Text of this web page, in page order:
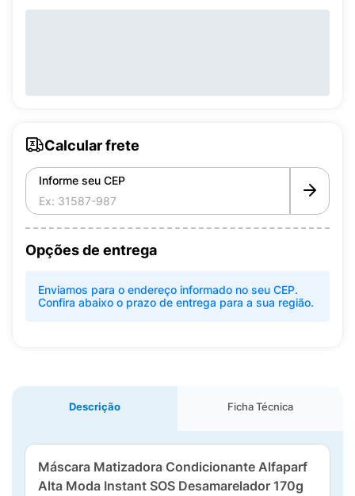
Calcular frete
Informe seu CEP
Opções de entrega
Enviamos para o endereço informado no seu CEP.
Confira abaixo o prazo de entrega para a sua região.
Descrição Ficha Técnica
Máscara Matizadora Condicionante Alfaparf
Alta Moda Instant SOS Desamarelador 170g